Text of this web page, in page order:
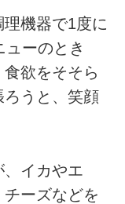
機器で1度に
ーのとき
欲をそそら
うと、笑顔
イカやエ
ーズなどを